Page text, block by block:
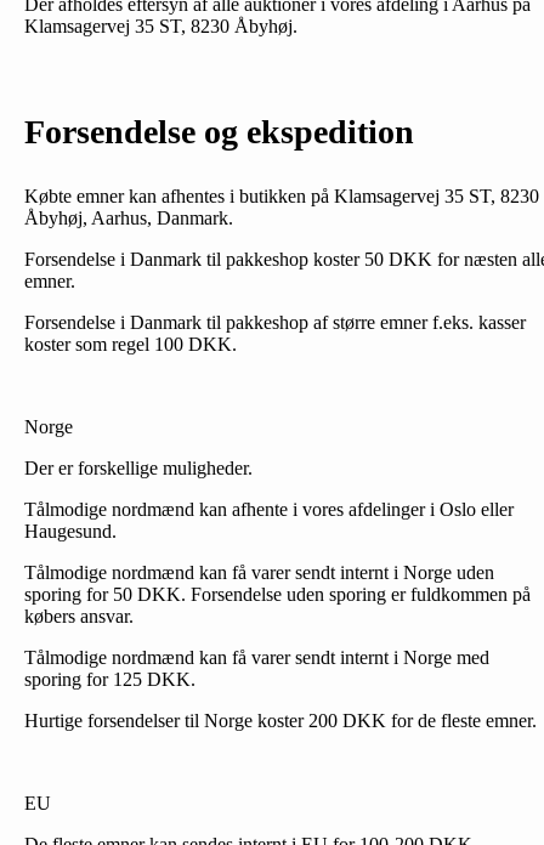
Der afholdes eftersyn af alle auktioner i vores afdeling i Aarhus på
Klamsagervej 35 ST, 8230 Åbyhøj.
Forsendelse og ekspedition
Købte emner kan afhentes i butikken på Klamsagervej 35 ST, 8230
Åbyhøj, Aarhus, Danmark.
Forsendelse i Danmark til pakkeshop koster 50 DKK for næsten
emner.
Forsendelse i Danmark til pakkeshop af større emner f.eks. kasser
koster som regel 100 DKK.
Norge
Der er forskellige muligheder.
Tålmodige nordmænd kan afhente i vores afdelinger i Oslo eller
Haugesund.
Tålmodige nordmænd kan få varer sendt internt i Norge uden
sporing for 50 DKK. Forsendelse uden sporing er fuldkommen på
købers ansvar.
Tålmodige nordmænd kan få varer sendt internt i Norge med
sporing for 125 DKK.
Hurtige forsendelser til Norge koster 200 DKK for de fleste emner.
EU